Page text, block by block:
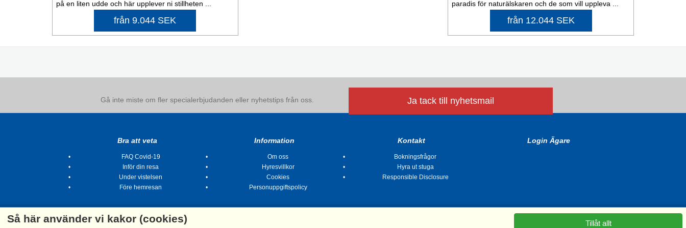
på en liten udde och här upplever ni stillheten ...
från 9.044 SEK
paradis för naturälskaren och de som vill uppleva ...
från 12.044 SEK
Gå inte miste om fler specialerbjudanden eller nyhetstips från oss. Ja tack till nyhetsmail
Bra att veta
FAQ Covid-19
Inför din resa
Under vistelsen
Före hemresan
Information
Om oss
Hyresvillkor
Cookies
Personuppgiftspolicy
Kontakt
Bokningsfrågor
Hyra ut stuga
Responsible Disclosure
Login Ägare
Så här använder vi kakor (cookies) Tillåt allt